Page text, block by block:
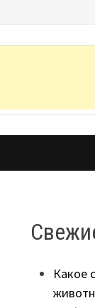
Какое